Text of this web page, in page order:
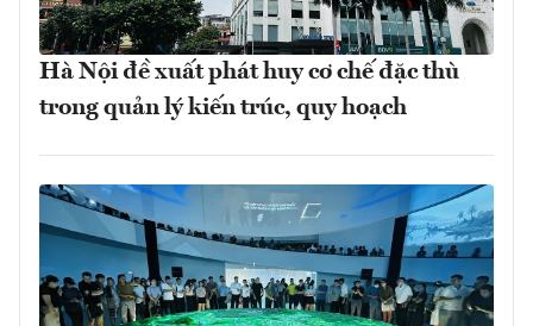
Hà Nội đề xuất phát huy cơ chế đặc thù
trong quản lý kiến trúc, quy hoạch